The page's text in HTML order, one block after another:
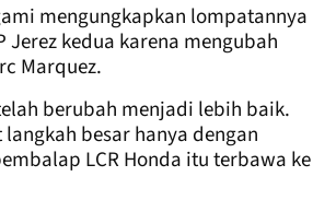
mengungkapkan lompatannya
kedua karena mengubah
Marquez.
berubah menjadi lebih baik.
besar hanya dengan
LCR Honda itu terbawa ke